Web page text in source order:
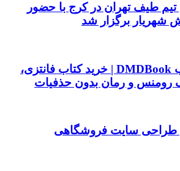
تیم طیف تهران در کرج با حضور
شهریار برگزار شد
فروشگاه کتاب DMDBook | خرید کتاب فانتزی،
رومنس و رمان بدون حذفیات
طراحی سایت فروشگاهی